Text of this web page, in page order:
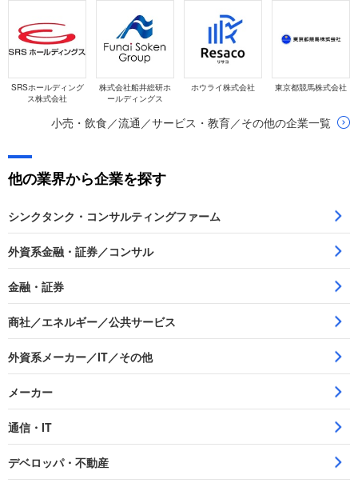
SRSホールディング
ス株式会社
株式会社船井総研ホ
ールディングス
ホウライ株式会社 東京都競馬株式会社
小売・飲食／流通／サービス・教育／その他の企業一覧
他の業界から企業を探す
シンクタンク・コンサルティングファーム
外資系金融・証券／コンサル
金融・証券
商社／エネルギー／公共サービス
外資系メーカー／IT／その他
メーカー
通信・IT
デベロッパ・不動産